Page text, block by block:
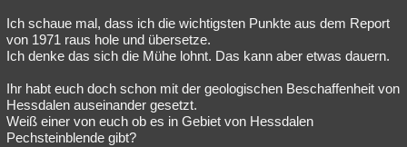
Ich schaue mal, dass ich die wichtigsten Punkte aus dem Report
von 1971 raus hole und übersetze.
Ich denke das sich die Mühe lohnt. Das kann aber etwas dauern.
Ihr habt euch doch schon mit der geologischen Beschaffenheit von
Hessdalen auseinander gesetzt.
Weiß einer von euch ob es in Gebiet von Hessdalen
Pechsteinblende gibt?